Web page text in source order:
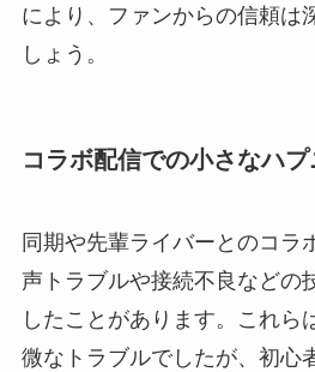
により、ファンからの信頼は
しょう。
コラボ配信での小さなハ
同期や先輩ライバーとのコラ
声トラブルや接続不良などの
したことがあります。これら
微なトラブルでしたが、初心